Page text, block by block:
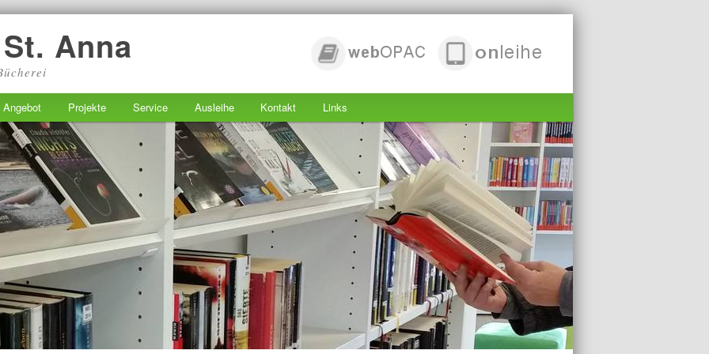
Anna
Angebot Projekte Service Ausleihe Kontakt Links